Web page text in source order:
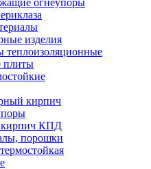
изделия
теплоизоляционные
плиты
кирпич
кирпич КПД
порошки